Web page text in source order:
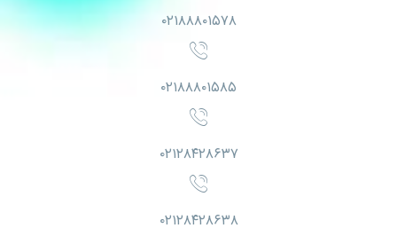
۰۲۱۸۸۸۰۱۵۷۸
۰۲۱۸۸۸۰۱۵۸۵
۰۲۱۲۸۴۲۸۶۳۷
۰۲۱۲۸۴۲۸۶۳۸